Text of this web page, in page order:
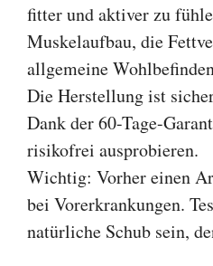
fitter und aktiver zu
Muskelaufbau, die
allgemeine
Die Herstellung ist
Dank der 60-Tage-
risikofrei ausprobieren.
Wichtig: Vorher einen
bei Vorerkrankungen.
natürliche Schub sein,